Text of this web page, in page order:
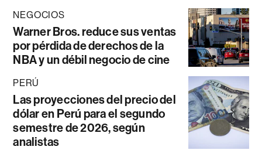
NEGOCIOS
Warner Bros. reduce sus ventas
por pérdida de derechos de la
NBA y un débil negocio de cine
PERÚ
Las proyecciones del precio del
dólar en Perú para el segundo
semestre de 2026, según
analistas